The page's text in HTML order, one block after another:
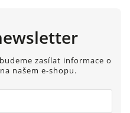
zasílat informace o
našem e-shopu.